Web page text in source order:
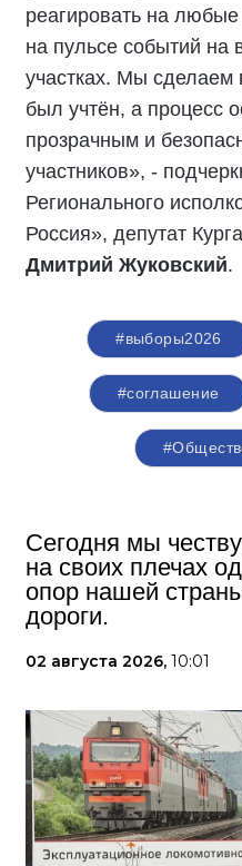
реагировать на
на пульсе событий на
участках. Мы сделаем
был учтён, а процесс
прозрачным и
участников», -
Регионального
Россия», депутат
Дмитрий Жуковский.
#выборы2026
#соглашение
Сегодня мы
на своих плечах
опор нашей
дороги.
02 августа 2026, 10:01